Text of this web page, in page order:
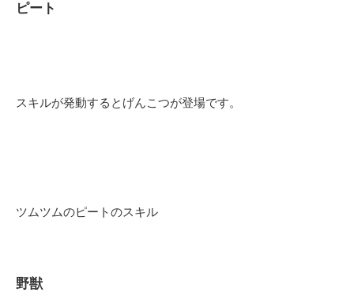
ピート
スキルが発動するとげんこつが登場です。
ツムツムのピートのスキル
野獣